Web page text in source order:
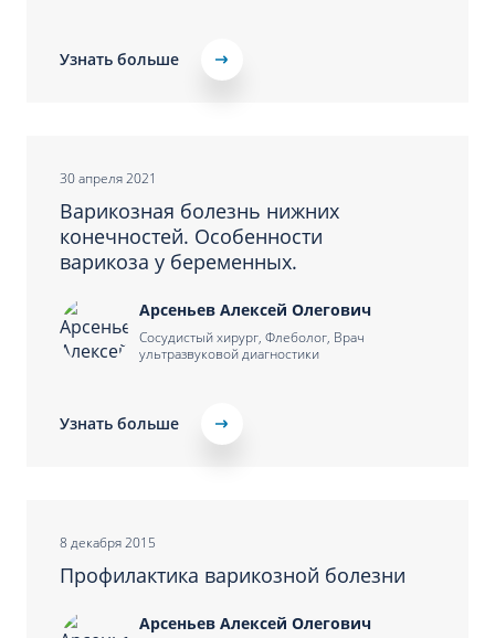
Узнать больше
30 апреля 2021
Варикозная болезнь нижних
конечностей. Особенности
варикоза у беременных.
Арсеньев Алексей Олегович
Сосудистый хирург, Флеболог, Врач
ультразвуковой диагностики
Узнать больше
8 декабря 2015
Профилактика варикозной болезни
Арсеньев Алексей Олегович